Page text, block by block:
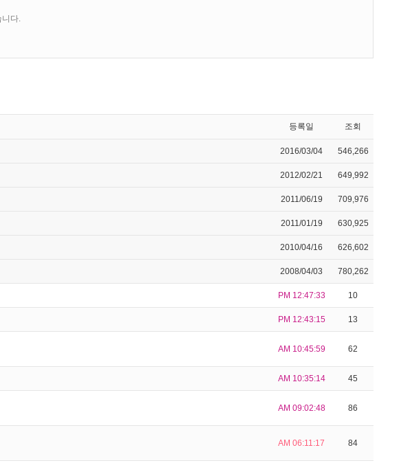
등록일 조회
2016/03/04 546,266
2012/02/21 649,992
2011/06/19 709,976
2011/01/19 630,925
2010/04/16 626,602
2008/04/03 780,262
PM 12:47:33 10
PM 12:43:15 13
AM 10:45:59 62
AM 10:35:14 45
AM 09:02:48 86
AM 06:11:17 84